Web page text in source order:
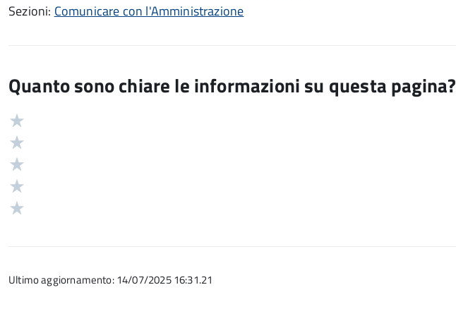
Sezioni: Comunicare con l'Amministrazione
Quanto sono chiare le informazioni su questa pagina?
Valutazione
5
Ultimo aggiornamento: 14/07/2025 16:31.21